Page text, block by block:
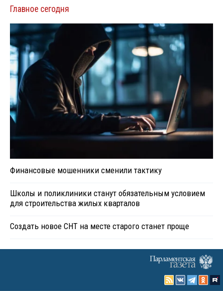
Главное сегодня
Финансовые мошенники сменили тактику
Школы и поликлиники станут обязательным условием
для строительства жилых кварталов
Создать новое СНТ на месте старого станет проще